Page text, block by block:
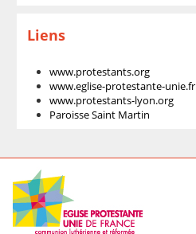
Liens
www.protestants.org
www.eglise-protestante-unie.fr
www.protestants-lyon.org
Paroisse Saint Martin